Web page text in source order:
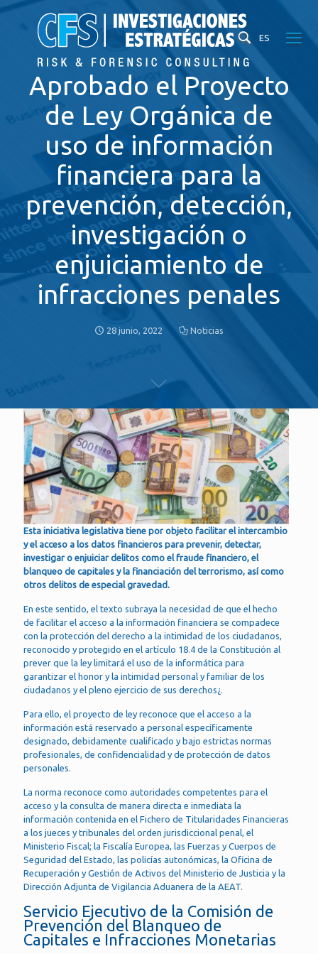
ES
Aprobado el Proyecto
de Ley Orgánica de
uso de información
financiera para la
prevención, detección,
investigación o
enjuiciamiento de
infracciones penales
28 junio, 2022 Noticias
Esta iniciativa legislativa tiene por objeto facilitar el intercambio
y el acceso a los datos financieros para prevenir, detectar,
investigar o enjuiciar delitos como el fraude financiero, el
blanqueo de capitales y la financiación del terrorismo, así como
otros delitos de especial gravedad.
En este sentido, el texto subraya la necesidad de que el hecho
de facilitar el acceso a la información financiera se compadece
con la protección del derecho a la intimidad de los ciudadanos,
reconocido y protegido en el artículo 18.4 de la Constitución al
prever que la ley limitará el uso de la informática para
garantizar el honor y la intimidad personal y familiar de los
ciudadanos y el pleno ejercicio de sus derechos¿.
Para ello, el proyecto de ley reconoce que el acceso a la
información está reservado a personal específicamente
designado, debidamente cualificado y bajo estrictas normas
profesionales, de confidencialidad y de protección de datos
personales.
La norma reconoce como autoridades competentes para el
acceso y la consulta de manera directa e inmediata la
información contenida en el Fichero de Titularidades Financieras
a los jueces y tribunales del orden jurisdiccional penal, el
Ministerio Fiscal; la Fiscalía Europea, las Fuerzas y Cuerpos de
Seguridad del Estado, las policías autonómicas, la Oficina de
Recuperación y Gestión de Activos del Ministerio de Justicia y la
Dirección Adjunta de Vigilancia Aduanera de la AEAT.
Servicio Ejecutivo de la Comisión de
Prevención del Blanqueo de
Capitales e Infracciones Monetarias